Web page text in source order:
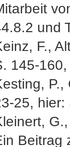
und
F.,
145-
25, hier:
Beitrag